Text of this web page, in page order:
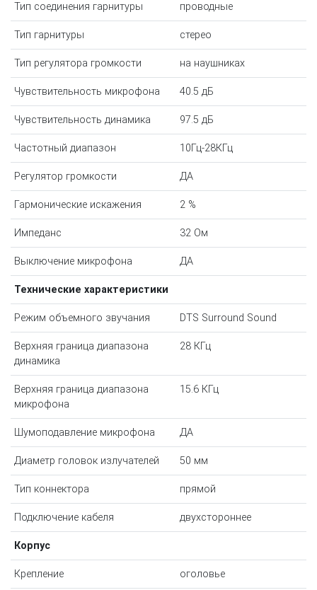
Тип соединения гарнитуры проводные
Тип гарнитуры стерео
Тип регулятора громкости на наушниках
Чувствительность микрофона 40.5 дБ
Чувствительность динамика 97.5 дБ
Частотный диапазон 10Гц-28КГц
Регулятор громкости ДА
Гармонические искажения 2 %
Импеданс 32 Ом
Выключение микрофона ДА
Технические характеристики
Режим объемного звучания DTS Surround Sound
Верхняя граница диапазона
динамика
28 КГц
Верхняя граница диапазона
микрофона
15.6 КГц
Шумоподавление микрофона ДА
Диаметр головок излучателей 50 мм
Тип коннектора прямой
Подключение кабеля двухстороннее
Корпус
Крепление оголовье